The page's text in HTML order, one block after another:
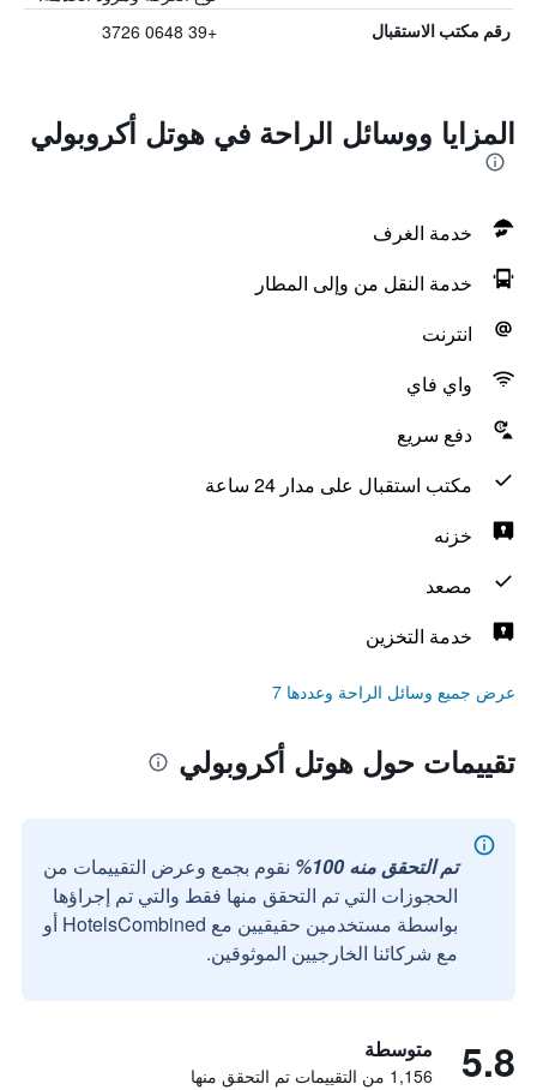
رقم مكتب الاستقبال +39 0648 3726
المزايا ووسائل الراحة في هوتل أكروبولي
خدمة الغرف
خدمة النقل من وإلى المطار
انترنت
واي فاي
دفع سريع
مكتب استقبال على مدار 24 ساعة
خزنه
مصعد
خدمة التخزين
عرض جميع وسائل الراحة وعددها 7
تقييمات حول هوتل أكروبولي
تم التحقق منه 100%
نقوم بجمع وعرض التقييمات من
الحجوزات التي تم التحقق منها فقط والتي تم إجراؤها
بواسطة مستخدمين حقيقيين مع HotelsCombined أو
مع شركائنا الخارجيين الموثوقين.
5.8 متوسطة
1,156 من التقييمات تم التحقق منها